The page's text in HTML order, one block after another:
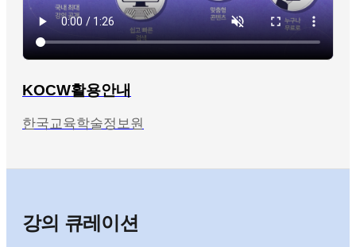
KOCW활용안내
한국교육학술정보원
강의 큐레이션